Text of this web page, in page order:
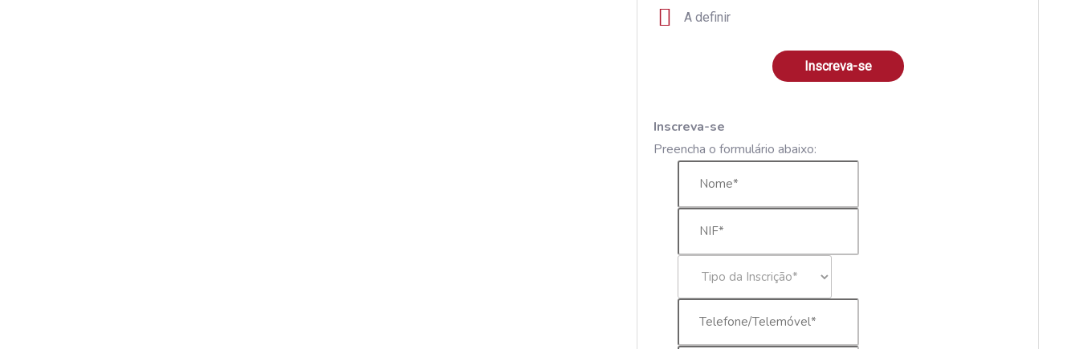
A definir
Inscreva-se
Inscreva-se
Preencha o formulário abaixo: